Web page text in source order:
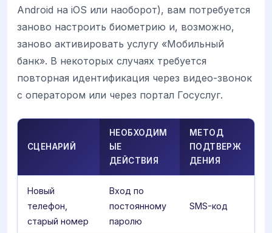
Android на iOS или наоборот), вам потребуется
заново настроить биометрию и, возможно,
заново активировать услугу «Мобильный
банк». В некоторых случаях требуется
повторная идентификация через видео-звонок
с оператором или через портал Госуслуг.
СЦЕНАРИЙ
НЕОБХОДИМ
ЫЕ
ДЕЙСТВИЯ
МЕТОД
ПОДТВЕРЖ
ДЕНИЯ
Новый
телефон,
старый номер
Вход по
постоянному
паролю
SMS-код